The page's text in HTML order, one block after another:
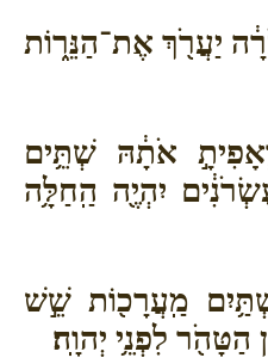
יַעֲרֹ֖ךְ אֶת־הַנֵּר֑וֹת
אֹתָ֔הּ שְׁתֵּ֥ים
יִהְיֶ֖ה הַֽחַלָּ֥ה
מַֽעֲרָכ֖וֹת שֵׁ֣שׁ
לִפְנֵ֥י יְהוָֽה׃